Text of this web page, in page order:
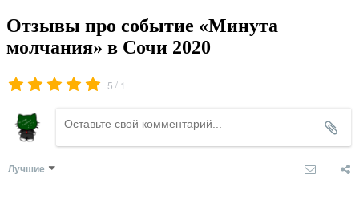
Отзывы про событие «Минута
молчания» в Сочи 2020
5 / 1
Лучшие